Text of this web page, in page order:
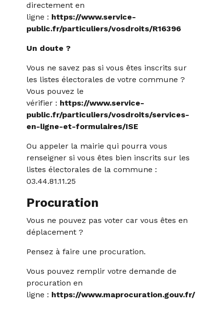
directement en
ligne : https://www.service-
public.fr/particuliers/vosdroits/R16396
Un doute ?
Vous ne savez pas si vous êtes inscrits sur
les listes électorales de votre commune ?
Vous pouvez le
vérifier : https://www.service-
public.fr/particuliers/vosdroits/services-
en-ligne-et-formulaires/ISE
Ou appeler la mairie qui pourra vous
renseigner si vous êtes bien inscrits sur les
listes électorales de la commune :
03.44.81.11.25
Procuration
Vous ne pouvez pas voter car vous êtes en
déplacement ?
Pensez à faire une procuration.
Vous pouvez remplir votre demande de
procuration en
ligne : https://www.maprocuration.gouv.fr/